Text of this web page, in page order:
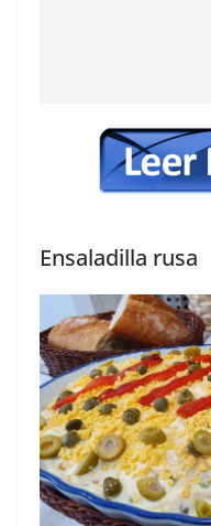
Ensaladilla rusa